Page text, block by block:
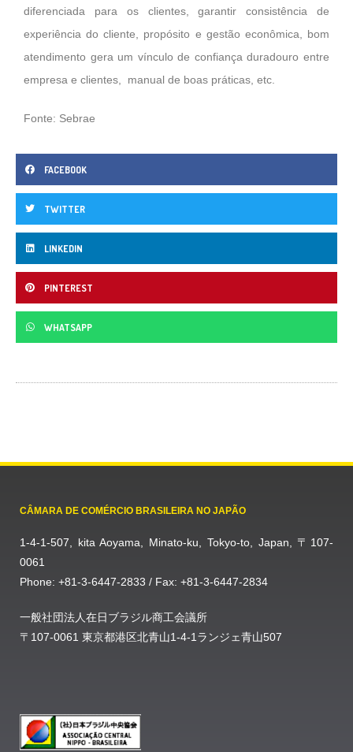
diferenciada para os clientes, garantir consistência de
experiência do cliente, propósito e gestão econômica, bom
atendimento gera um vínculo de confiança duradouro entre
empresa e clientes,
manual de boas práticas, etc.
Fonte: Sebrae
FACEBOOK
TWITTER
LINKEDIN
PINTEREST
WHATSAPP
CÂMARA DE COMÉRCIO BRASILEIRA NO JAPÃO
1-4-1-507, kita Aoyama, Minato-ku, Tokyo-to, Japan, 〒107-
0061
Phone: +81-3-6447-2833 / Fax: +81-3-6447-2834
一般社団法人在日ブラジル商工会議所
〒107-0061 東京都港区北青山1-4-1ランジェ青山507